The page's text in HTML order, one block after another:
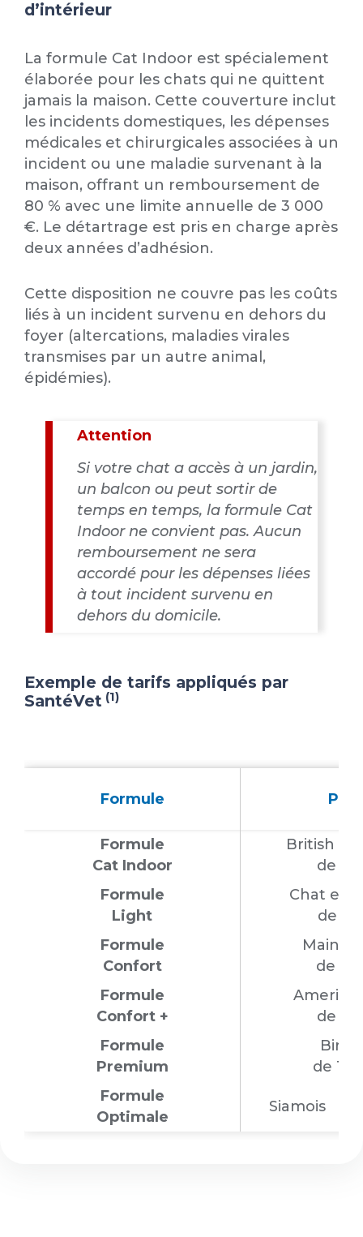
d’intérieur
La formule Cat Indoor est spécialement
élaborée pour les chats qui ne quittent
jamais la maison. Cette couverture inclut
les incidents domestiques, les dépenses
médicales et chirurgicales associées à un
incident ou une maladie survenant à la
maison, offrant un remboursement de
80 % avec une limite annuelle de 3 000
€. Le détartrage est pris en charge après
deux années d’adhésion.
Cette disposition ne couvre pas les coûts
liés à un incident survenu en dehors du
foyer (altercations, maladies virales
transmises par un autre animal,
épidémies).
Attention
Si votre chat a accès à un jardin,
un balcon ou peut sortir de
temps en temps, la formule Cat
Indoor ne convient pas. Aucun
remboursement ne sera
accordé pour les dépenses liées
à tout incident survenu en
dehors du domicile.
Exemple de tarifs appliqués par
SantéVet (1)
Formule
Formule
Cat Indoor
British
de 2
Formule
Light
Chat
de 1
Formule
Confort
Maine
de 9
Formule
Confort +
de 7
Formule
Premium
de 10
Formule
Optimale
Siamois